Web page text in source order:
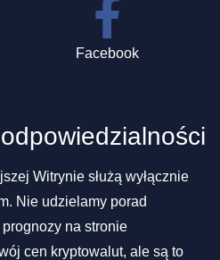
Facebook
Witrynie służą wyłącznie
Nie udzielamy porad
na stronie
cen kryptowalut, ale są to